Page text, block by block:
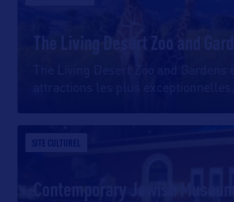
The Living Desert Zoo and
The Living Desert Zoo and Gardens
attractions les plus exceptionnelles
SITE CULTUREL
Contemporary Jewish Museum